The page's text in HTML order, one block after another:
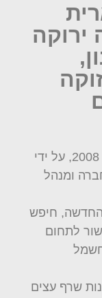
ירוקה
ענבר אנרגיה סולרית הוקמה בשנת 2008, על ידי
ומנהל
חיפש
לתחום
שרף עצים